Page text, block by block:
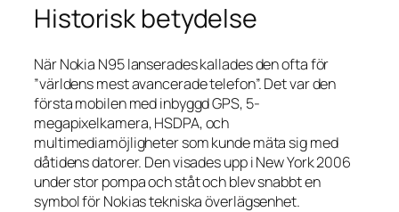
Historisk betydelse
När Nokia N95 lanserades kallades den ofta för
”världens mest avancerade telefon”. Det var den
första mobilen med inbyggd GPS, 5-
megapixelkamera, HSDPA, och
multimediamöjligheter som kunde mäta sig med
dåtidens datorer. Den visades upp i New York 2006
under stor pompa och ståt och blev snabbt en
symbol för Nokias tekniska överlägsenhet.